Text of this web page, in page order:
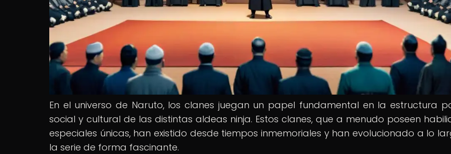
En el universo de Naruto, los clanes juegan un papel fundamental en la estructura
social y cultural de las distintas aldeas ninja. Estos clanes, que a menudo poseen
especiales únicas, han existido desde tiempos inmemoriales y han evolucionado a lo
la serie de forma fascinante.